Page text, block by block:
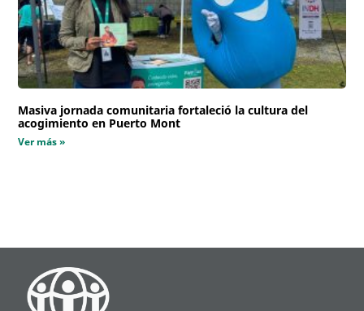
Masiva jornada comunitaria fortaleció la cultura del
acogimiento en Puerto Mont
Ver más »